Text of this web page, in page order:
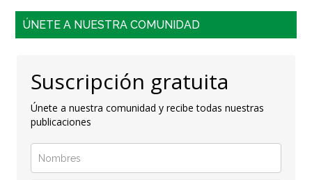
ÚNETE A NUESTRA COMUNIDAD
Suscripción gratuita
Únete a nuestra comunidad y recibe todas nuestras
publicaciones